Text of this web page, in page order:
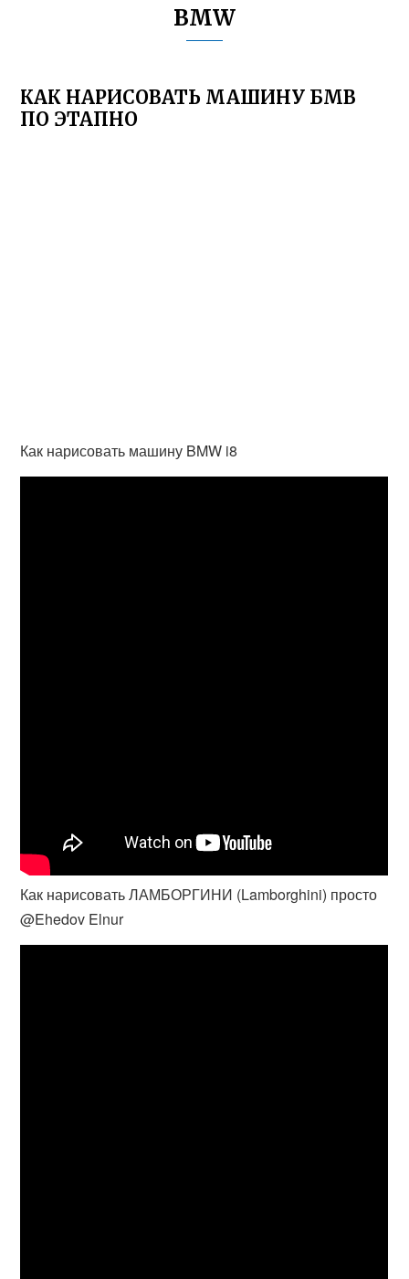
BMW
КАК НАРИСОВАТЬ МАШИНУ БМВ
ПО ЭТАПНО
Как нарисовать машину BMW i8
Как нарисовать ЛАМБОРГИНИ (Lamborghini) просто
@Ehedov Elnur